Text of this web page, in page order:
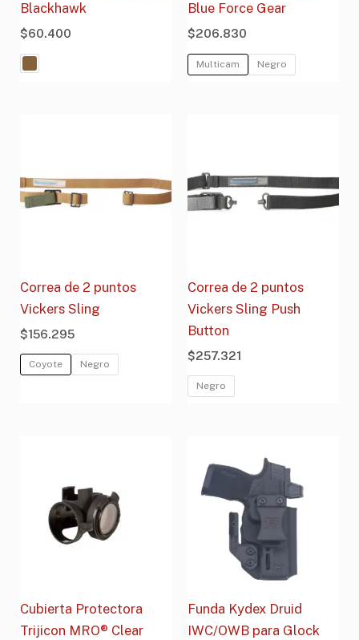
Blackhawk
$60.400
Blue Force Gear
$206.830
Multicam Negro
Correa de 2 puntos
Vickers Sling
$156.295
Coyote Negro
Correa de 2 puntos
Vickers Sling Push
Button
$257.321
Negro
Cubierta Protectora
Trijicon MRO® Clear
Funda Kydex Druid
IWC/OWB para Glock